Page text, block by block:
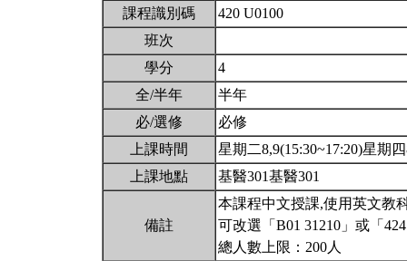
課程識別碼
420 U0100
班次
學分
4
全/半年
半年
必/選修
必修
上課時間
星期二8,9(15:30~17:20)星期
上課地點
基醫301基醫301
備註
本課程中文授課,使用英文教
可改選「B01 31210」或「
總人數上限：200人